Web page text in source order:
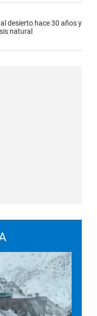
desierto hace 30 años y
natural